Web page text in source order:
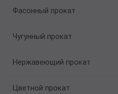
Фасонный прокат
Чугунный прокат
Нержавеющий прокат
Цветной прокат